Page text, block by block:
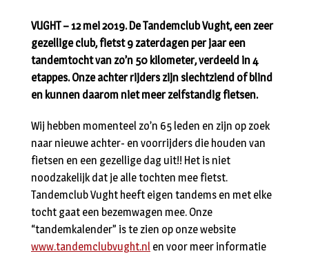
VUGHT – 12 mei 2019. De Tandemclub Vught, een zeer
gezellige club, fietst 9 zaterdagen per jaar een
tandemtocht van zo’n 50 kilometer, verdeeld in 4
etappes. Onze achter rijders zijn slechtziend of blind
en kunnen daarom niet meer zelfstandig fietsen.
Wij hebben momenteel zo’n 65 leden en zijn op zoek
naar nieuwe achter- en voorrijders die houden van
fietsen en een gezellige dag uit!! Het is niet
noodzakelijk dat je alle tochten mee fietst.
Tandemclub Vught heeft eigen tandems en met elke
tocht gaat een bezemwagen mee. Onze
“tandemkalender” is te zien op onze website
www.tandemclubvught.nl en voor meer informatie